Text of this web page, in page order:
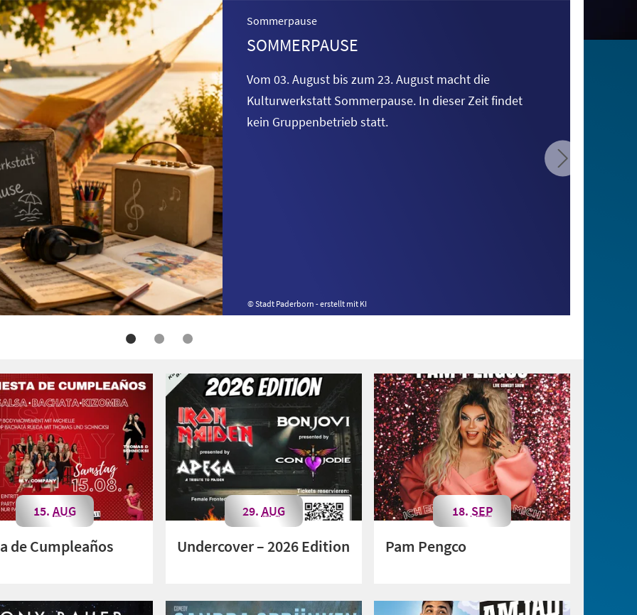
© Stadt Paderborn - erstellt mit KI
Sommerpause
SOMMERPAUSE
Vom 03. August bis zum 23. August machtdie
Kulturwerkstatt Sommerpause. In dieser Zeit findet
kein Gruppenbetrieb statt.
de Cumpleaños
15.AUG
Undercover – 2026 Edition
29. AUG
Pam Pengco
18. SEP